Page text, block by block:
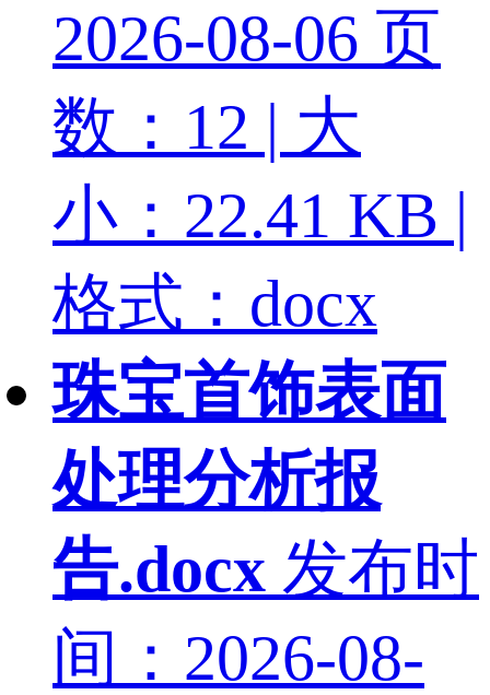
2026-08-06 页
数：12 | 大
小：22.41 KB |
格式：docx
珠宝首饰表面
处理分析报
告.docx 发布时
间：2026-08-